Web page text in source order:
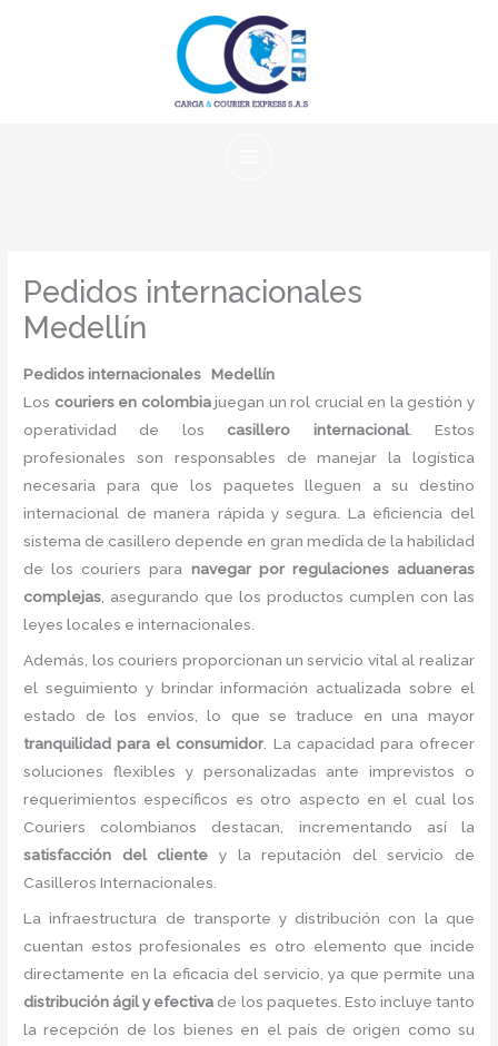
Pedidos internacionales
Medellín
Pedidos internacionales Medellín
Los couriers en colombiajuegan un rol crucial en la gestión y
operatividad de los casillero internacional. Estos
profesionales son responsables de manejar la logística
necesaria para que los paquetes lleguen a su destino
internacional de manera rápida y segura. La eficiencia del
sistema de casillero depende en gran medida de la habilidad
de los couriers para navegar por regulaciones aduaneras
complejas , asegurando que los productos cumplen con las
leyes locales e internacionales.
Además, los couriers proporcionan un servicio vital al realizar
el seguimiento y brindar información actualizada sobre el
estado de los envíos, lo que se traduce en una mayor
tranquilidad para el consumidor . La capacidad para ofrecer
soluciones flexibles y personalizadas ante imprevistos o
requerimientos específicos es otro aspecto en el cual los
Couriers colombianos destacan, incrementando así la
satisfacción del cliente y la reputación del servicio de
Casilleros Internacionales.
La infraestructura de transporte y distribución con la que
cuentan estos profesionales es otro elemento que incide
directamente en la eficacia del servicio, ya que permite una
distribución ágil y efectiva de los paquetes. Esto incluye tanto
la recepción de los bienes en el país de origen como su